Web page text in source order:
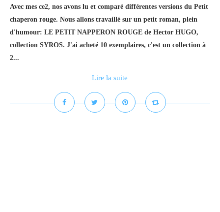
Avec mes ce2, nos avons lu et comparé différentes versions du Petit
chaperon rouge. Nous allons travaillé sur un petit roman, plein
d'humour: LE PETIT NAPPERON ROUGE de Hector HUGO,
collection SYROS. J'ai acheté 10 exemplaires, c'est un collection à
2...
Lire la suite